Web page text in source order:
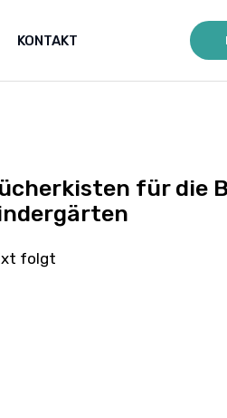
KONTAKT
für die
folgt